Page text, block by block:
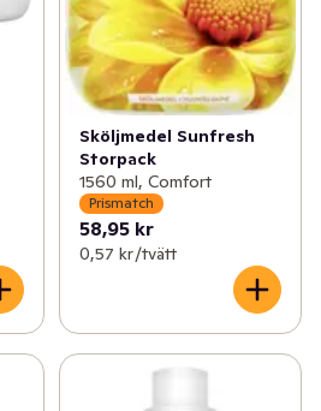
Sköljmedel Sunfresh
Storpack
1560 ml, Comfort
Prismatch
58,95 kr
0,57 kr /tvätt